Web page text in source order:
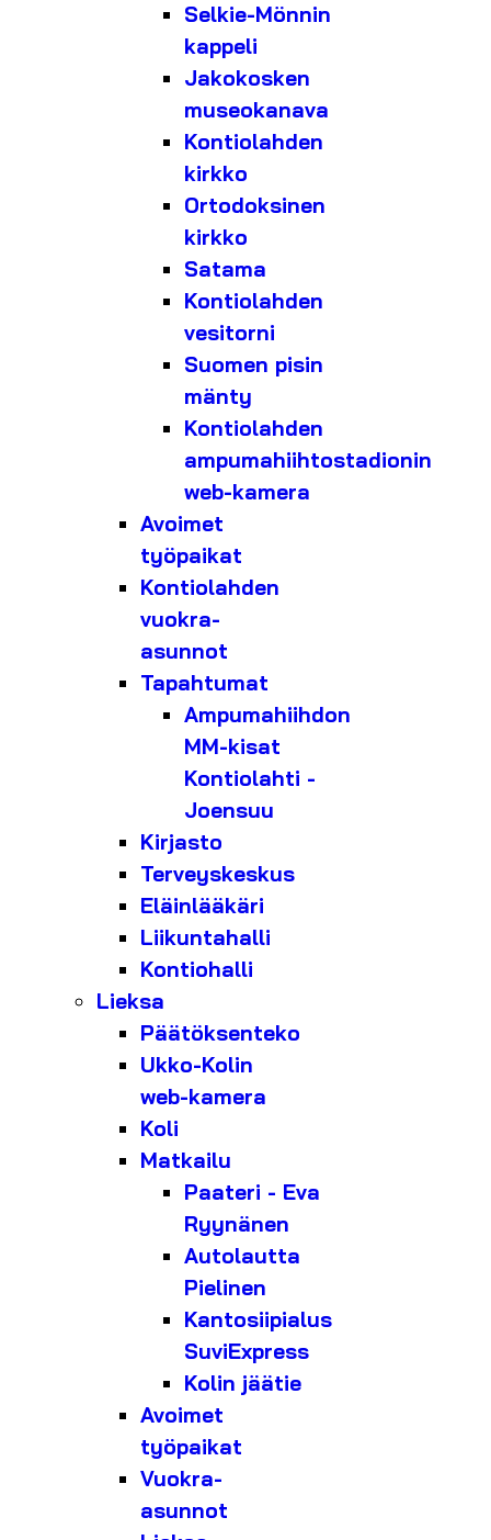
Selkie-Mönnin
kappeli
Jakokosken
museokanava
Kontiolahden
kirkko
Ortodoksinen
kirkko
Satama
Kontiolahden
vesitorni
Suomen pisin
mänty
Kontiolahden
ampumahiihtostadionin
web-kamera
Avoimet
työpaikat
Kontiolahden
vuokra-
asunnot
Tapahtumat
Ampumahiihdon
MM-kisat
Kontiolahti -
Joensuu
Kirjasto
Terveyskeskus
Eläinlääkäri
Liikuntahalli
Kontiohalli
Lieksa
Päätöksenteko
Ukko-Kolin
web-kamera
Koli
Matkailu
Paateri - Eva
Ryynänen
Autolautta
Pielinen
Kantosiipialus
SuviExpress
Kolin jäätie
Avoimet
työpaikat
Vuokra-
asunnot